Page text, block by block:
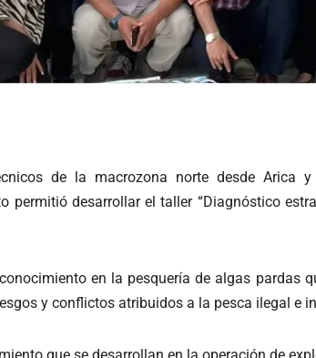
de la macrozona norte desde Arica
permitió desarrollar el taller “Diagnóstico
en la pesquería de algas
y conflictos atribuidos a la pesca ilegal e